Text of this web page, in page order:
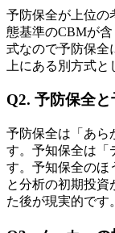
予防保全が上位の
態基準のCBMが
式なので予防保全
上にある別方式と
Q2. 予防保全
予防保全は「あら
す。予知保全は「
す。予知保全のほ
と分析の初期投資
た後が現実的です。